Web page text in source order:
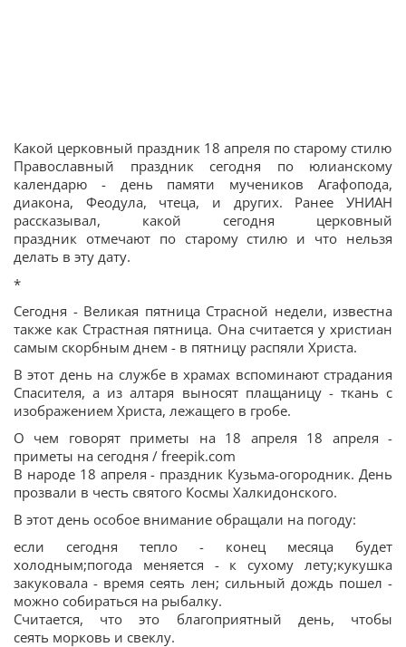
Какой церковный праздник 18 апреля по старому стилю
Православный праздник сегодня по юлианскому
календарю - день памяти мучеников Агафопода,
диакона, Феодула, чтеца, и других. Ранее УНИАН
рассказывал, какой сегодня церковный
праздник отмечают по старому стилю и что нельзя
делать в эту дату.
*
Сегодня - Великая пятница Страсной недели, известна
также как Страстная пятница. Она считается у христиан
самым скорбным днем - в пятницу распяли Христа.
В этот день на службе в храмах вспоминают страдания
Спасителя, а из алтаря выносят плащаницу - ткань с
изображением Христа, лежащего в гробе.
О чем говорят приметы на 18 апреля 18 апреля -
приметы на сегодня / freepik.com
В народе 18 апреля - праздник Кузьма-огородник. День
прозвали в честь святого Космы Халкидонского.
В этот день особое внимание обращали на погоду:
если сегодня тепло - конец месяца будет
холодным;погода меняется - к сухому лету;кукушка
закуковала - время сеять лен; сильный дождь пошел -
можно собираться на рыбалку.
Считается, что это благоприятный день, чтобы
сеять морковь и свеклу.